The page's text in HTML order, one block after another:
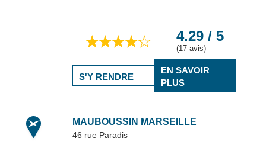
4.29 / 5
(17 avis)
EN SAVOIR
PLUS
S'Y RENDRE
MAUBOUSSIN MARSEILLE
46 rue Paradis